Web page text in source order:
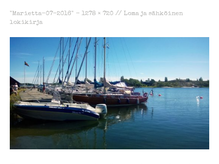
"Marietta-07-2016" - 1278 × 720 // Loma ja sähköinen
lokikirja